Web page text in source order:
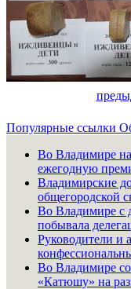
Популярные ссылки
Во Владимире
ежегодную
Владимирские
общегородской
Во Владимире с
побывала
Руководители и
Во Владимире
«Катюшу» на